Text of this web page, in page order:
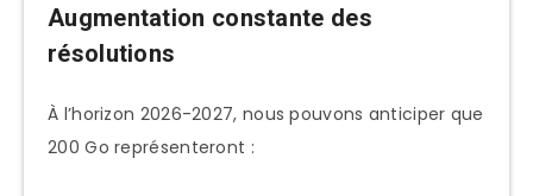
Augmentation constante des
résolutions
À l’horizon 2026-2027, nous pouvons anticiper que
200 Go représenteront :